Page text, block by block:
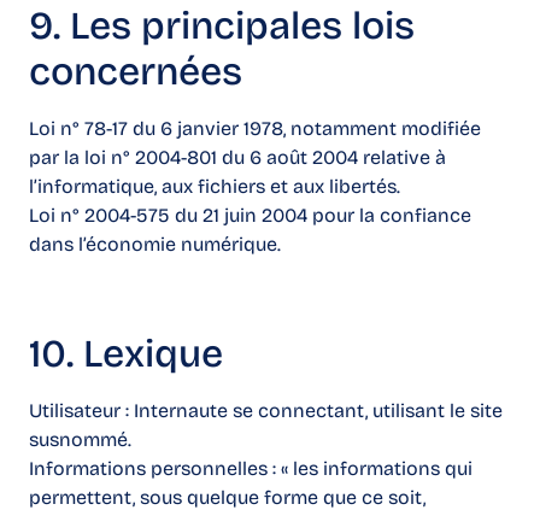
9. Les principales lois
concernées
Loi n° 78-17 du 6 janvier 1978, notamment modifiée
par la loi n° 2004-801 du 6 août 2004 relative à
l’informatique, aux fichiers et aux libertés.
Loi n° 2004-575 du 21 juin 2004 pour la confiance
dans l’économie numérique.
10. Lexique
Utilisateur : Internaute se connectant, utilisant le site
susnommé.
Informations personnelles : « les informations qui
permettent, sous quelque forme que ce soit,